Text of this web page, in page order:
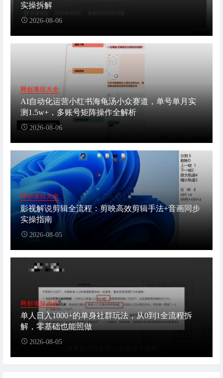
实操拆解
2026-08-06
网创项目大全
AI自动化运营小红书海龟汤小众赛道，单号单月实
测1.5w+，多账号矩阵操作全解析
2026-08-06
网创项目大全
影视解说剪辑全流程：剪映高效剪辑手法+音画同步
实操指南
2026-08-05
网创项目大全
单人日入1000+的单身社群玩法，从0到1全流程拆
解，零基础也能照做
2026-08-05